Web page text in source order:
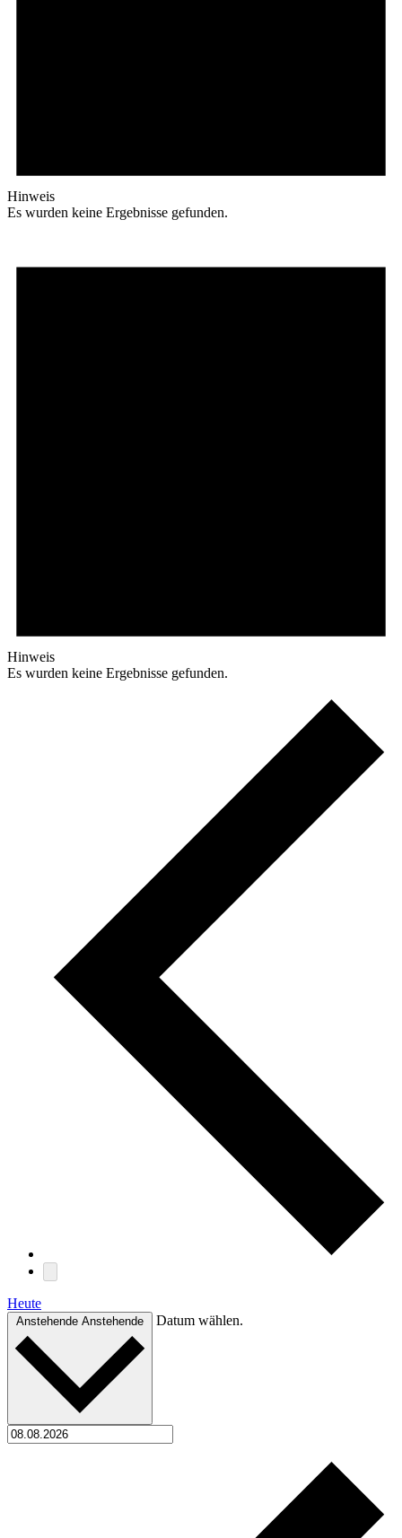
Hinweis
Es wurden keine Ergebnisse gefunden.
Hinweis
Es wurden keine Ergebnisse gefunden.
Heute
Anstehende Anstehende Datum wählen.